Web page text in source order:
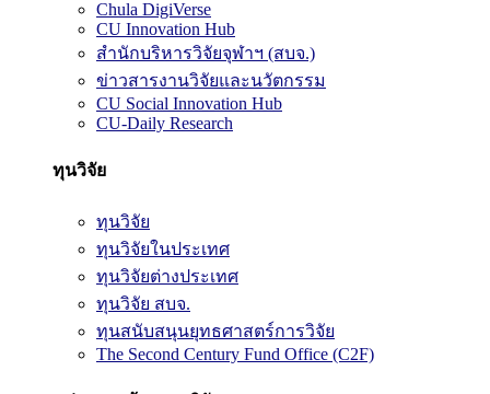
Chula DigiVerse
CU Innovation Hub
สำนักบริหารวิจัยจุฬาฯ (สบจ.)
ข่าวสารงานวิจัยและนวัตกรรม
CU Social Innovation Hub
CU-Daily Research
ทุนวิจัย
ทุนวิจัย
ทุนวิจัยในประเทศ
ทุนวิจัยต่างประเทศ
ทุนวิจัย สบจ.
ทุนสนับสนุนยุทธศาสตร์การวิจัย
The Second Century Fund Office (C2F)